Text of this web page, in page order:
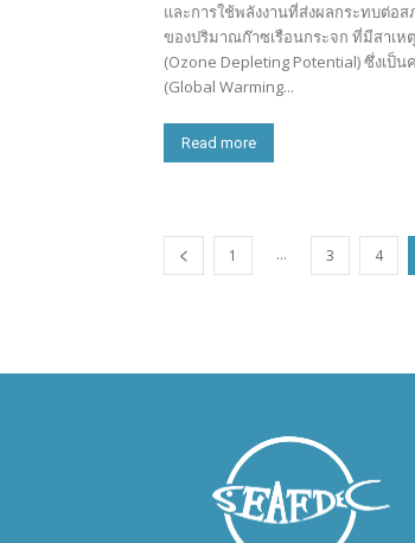
และการใช้พลังงานที่ส่งผลกระทบต่อ
ของปริมาณก๊าซเรือนกระจก ที่มีสาเห
(Ozone Depleting Potential) ซึ่งเป็
(Global Warming...
Read more
1 ... 3 4